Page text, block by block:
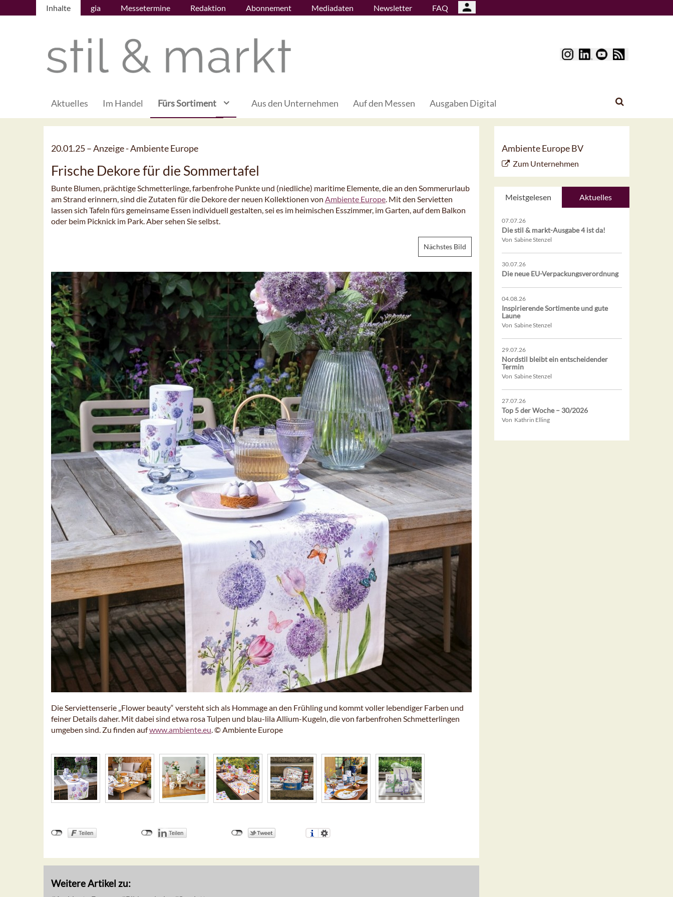
Inhalte gia Messetermine Redaktion Abonnement Mediadaten Newsletter FAQ
Aktuelles Im Handel Fürs Sortiment Aus den Unternehmen Auf den Messen Ausgaben Digital
20.01.25 –Anzeige - Ambiente Europe
Frische Dekore für die Sommertafel
Bunte Blumen, prächtige Schmetterlinge, farbenfrohe Punkte und (niedliche) maritime Elemente, die an den Sommerurlaub
am Strand erinnern, sind die Zutaten für die Dekore der neuen Kollektionen von Ambiente Europe. Mit den Servietten
lassen sich Tafeln fürs gemeinsame Essen individuell gestalten, sei es im heimischen Esszimmer, im Garten, auf dem Balkon
oder beim Picknick im Park. Aber sehen Sie selbst.
Nächstes Bild
Die Serviettenserie „Flower beauty“ versteht sich als Hommage an den Frühling und kommt voller lebendiger Farben und
feiner Details daher. Mit dabei sind etwa rosa Tulpen und blau-lila Allium-Kugeln, die von farbenfrohen Schmetterlingen
umgeben sind. Zu finden aufwww.ambiente.eu. © Ambiente Europe
Weitere Artikel zu:
Ambiente Europe BV
Zum Unternehmen
Meistgelesen Aktuelles
07.07.26
Die stil & markt-Ausgabe 4 ist da!
Von Sabine Stenzel
30.07.26
Die neue EU-Verpackungsverordnung
04.08.26
Inspirierende Sortimente und gute
Laune
Von Sabine Stenzel
29.07.26
Nordstil bleibt ein entscheidender
Termin
Von Sabine Stenzel
27.07.26
Top 5 der Woche – 30/2026
Von Kathrin Elling